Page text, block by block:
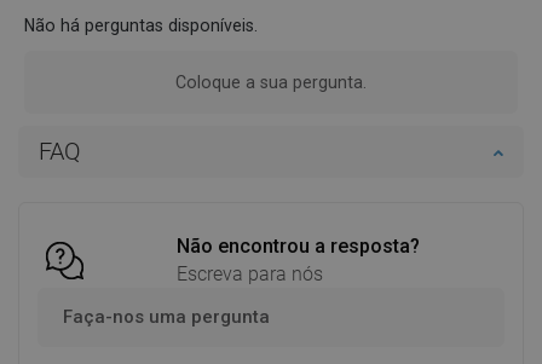
FAQ
Não encontrou a resposta?
Escreva para nós
Faça-nos uma pergunta
Não há perguntas disponíveis.
Coloque a sua pergunta.